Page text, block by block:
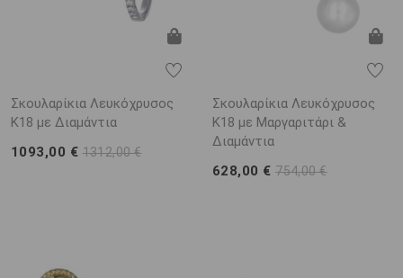
Σκουλαρίκια Λευκόχρυσος
Κ18 με Διαμάντια
1093,00 € 1312,00 €
Σκουλαρίκια Λευκόχρυσος
Κ18 με Μαργαριτάρι &
Διαμάντια
628,00 €754,00 €